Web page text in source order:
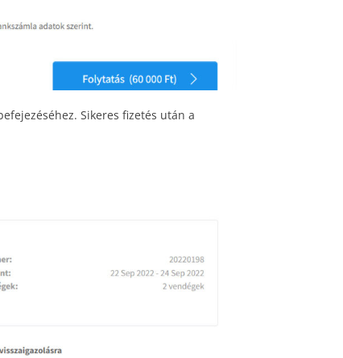
Sikeres fizetés után a